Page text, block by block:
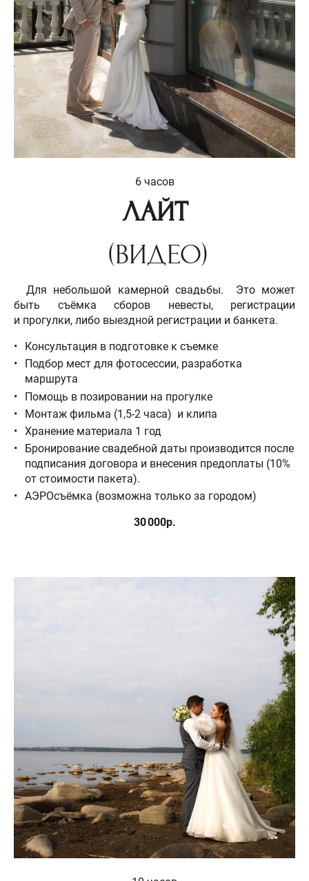
6 часов
ЛАЙТ
(ВИДЕО)
Для небольшой камерной свадьбы. Это может
быть съёмка сборов невесты, регистрации
и прогулки, либо выездной регистрации и банкета.
Консультация в подготовке к съемке
Подбор мест для фотосессии, разработка
маршрута
Помощь в позировании на прогулке
Монтаж фильма (1,5-2 часа) и клипа
Хранение материала 1 год
Бронирование свадебной даты производится после
подписания договора и внесения предоплаты (10%
от стоимости пакета).
АЭРОсъёмка (возможна только за городом)
30 000р.